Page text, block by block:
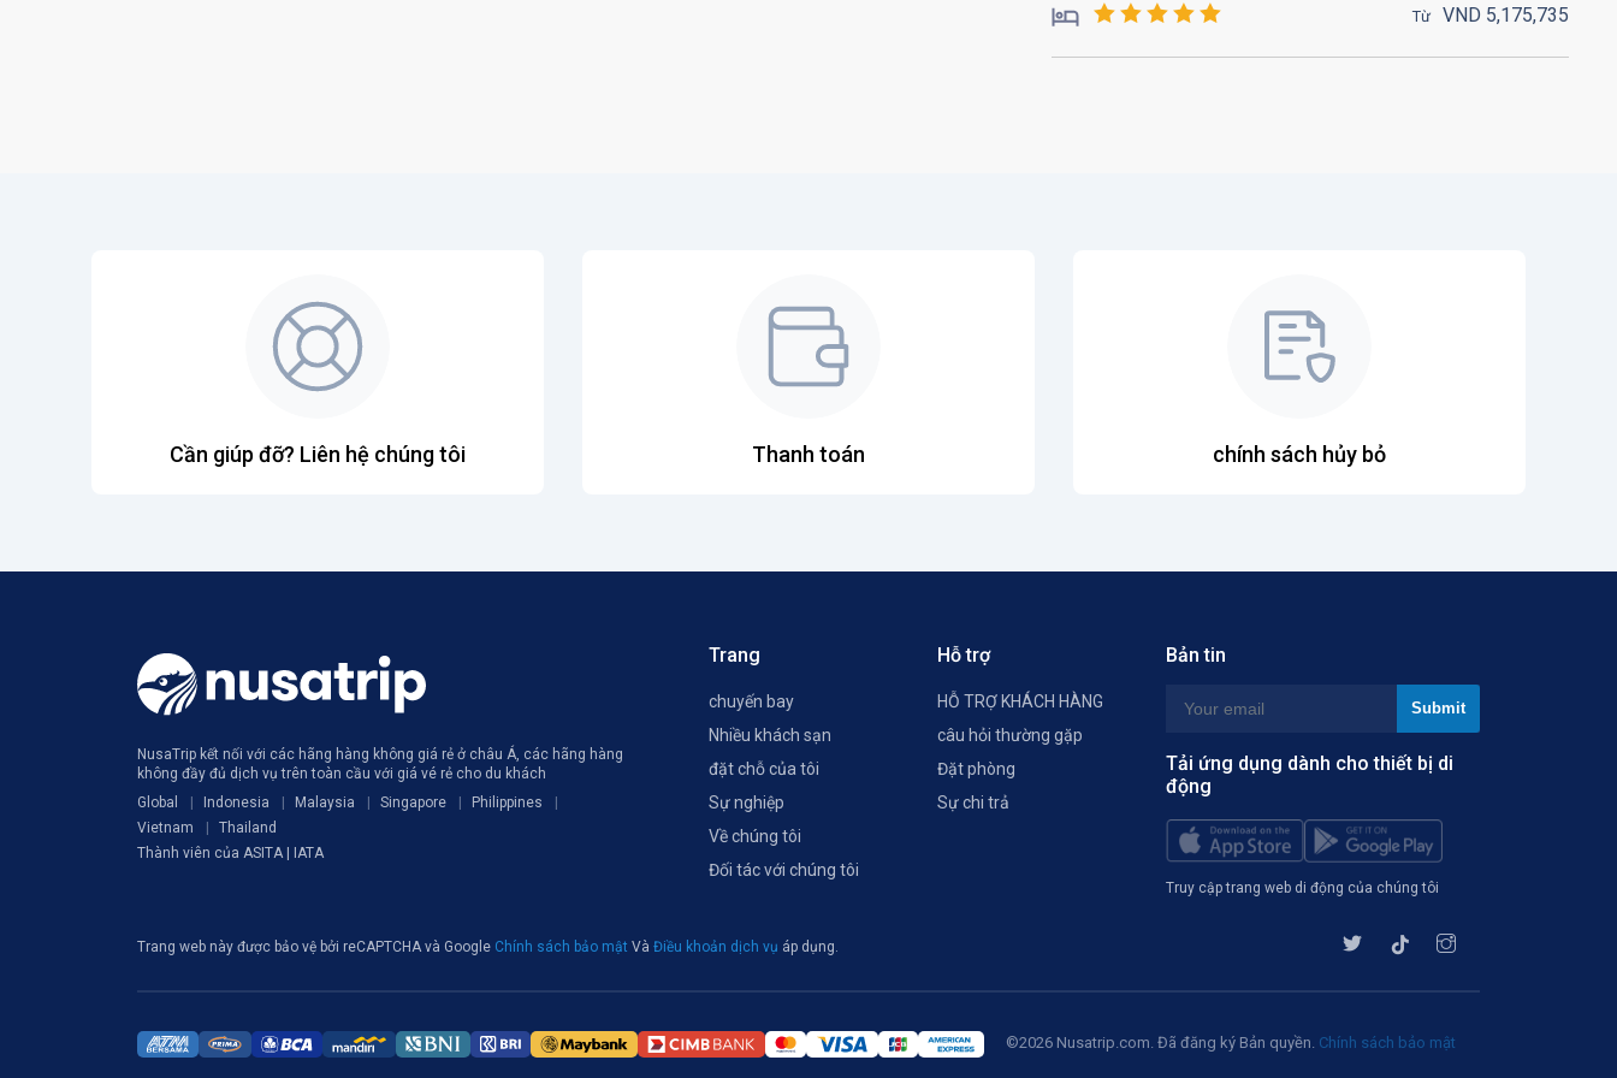
Từ VND 5,175,735
Cần giúp đỡ? Liên hệ chúng tôi Thanh toán chính sách hủy bỏ
NusaTrip kết nối với các hãng hàng không giá rẻ ở châu Á, các hãng hàng
không đầy đủ dịch vụ trên toàn cầu với giá vé rẻ cho du khách
Global
Indonesia Malaysia Singapore
Philippines
Vietnam
Thailand
Thành viên của ASITA | IATA
Trang
chuyến bay
Nhiều khách sạn
đặt chỗ của tôi
Sự nghiệp
Về chúng tôi
Đối tác với chúng tôi
Hỗ trợ
HỖ TRỢ KHÁCH HÀNG
câu hỏi thường gặp
Đặt phòng
Sự chi trả
Bản tin
Tải ứng dụng dành cho thiết bị di
động
Truy cập trang web di động của chúng tôi
Trang web này được bảo vệ bởi reCAPTCHA và Google Chính sách bảo mật Và Điều khoản dịch vụ áp dụng.
©2026 Nusatrip.com. Đã đăng ký Bản quyền. Chính sách bảo mật